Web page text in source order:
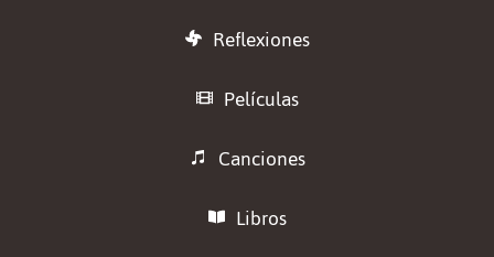
Reflexiones
Películas
Canciones
Libros